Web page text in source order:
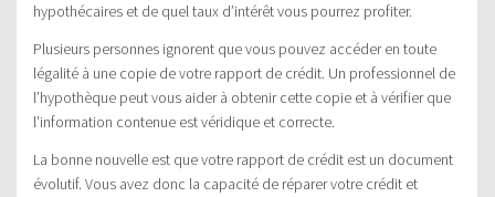
hypothécaires et de quel taux d’intérêt vous pourrez profiter.
Plusieurs personnes ignorent que vous pouvez accéder en toute
légalité à une copie de votre rapport de crédit. Un professionnel de
l’hypothèque peut vous aider à obtenir cette copie et à vérifier que
l’information contenue est véridique et correcte.
La bonne nouvelle est que votre rapport de crédit est un document
évolutif. Vous avez donc la capacité de réparer votre crédit et